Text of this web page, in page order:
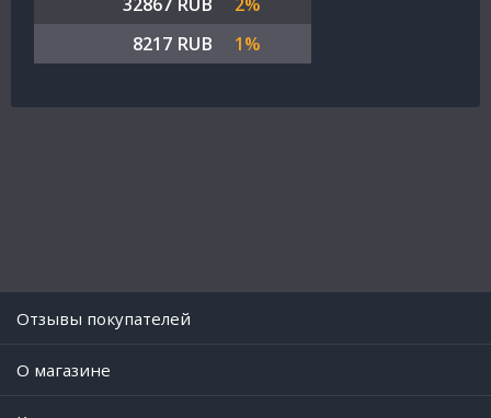
8217 RUB
1%
Отзывы покупателей
O магазине